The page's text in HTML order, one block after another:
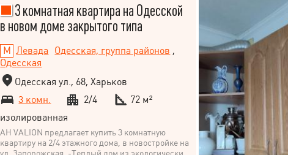
3 комнатная квартира на Одесской
в новом доме закрытого типа
Левада Одесская, группа районов ,
Одесская
Одесская ул., 68, Харьков
3 комн.
2/4
72 м²
изолированная
АН VALION предлагает купить 3 комнатную
квартиру на 2/4 этажного дома, в новостройке на
ул. Запорожская. -Теплый дом из экологически